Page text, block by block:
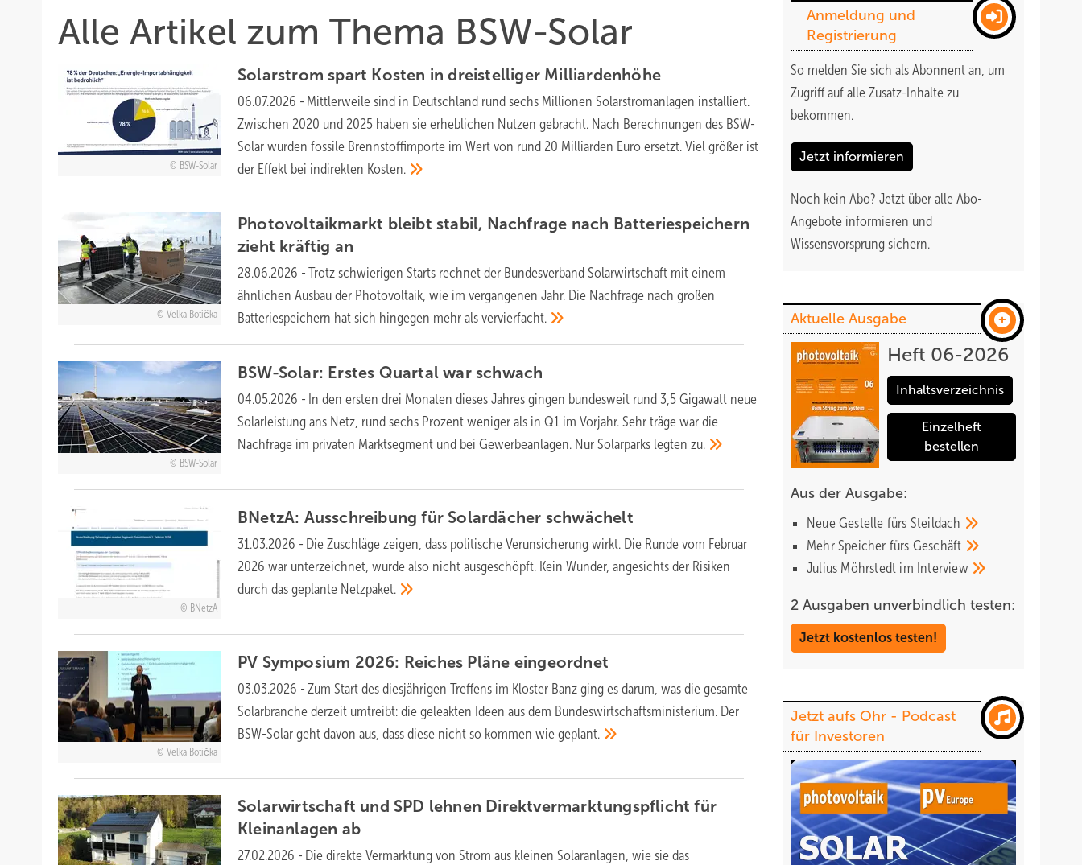
Alle Artikel zum Thema BSW-Solar
BSW-Solar
Solarstrom spart Kosten in dreistelliger Milliardenhöhe
06.07.2026 - Mittlerweile sind in Deutschland rund sechs Millionen Solarstromanlagen installiert.
Zwischen 2020 und 2025 haben sie erheblichen Nutzen gebracht. Nach Berechnungen des BSW-
Solar wurden fossile Brennstoffimporte im Wert von rund 20 Milliarden Euro ersetzt. Viel größer ist
der Effekt bei indirekten Kosten.
Velka Botička
Photovoltaikmarkt bleibt stabil, Nachfrage nach Batteriespeichern
zieht kräftig an
28.06.2026 - Trotz schwierigen Starts rechnet der Bundesverband Solarwirtschaft mit einem
ähnlichen Ausbau der Photovoltaik, wie im vergangenen Jahr. Die Nachfrage nach großen
Batteriespeichern hat sich hingegen mehr alsvervierfacht.
BSW-Solar
BSW-Solar: Erstes Quartal warschwach
04.05.2026 - In den ersten drei Monaten dieses Jahres gingen bundesweit rund 3,5 Gigawatt neue
Solarleistung ans Netz, rund sechs Prozent weniger als in Q1 im Vorjahr. Sehr träge war die
Nachfrage im privaten Marktsegment und bei Gewerbeanlagen. Nur Solarparks legtenzu.
BNetzA
BNetzA: Ausschreibung für Solardächer schwächelt
31.03.2026 - Die Zuschläge zeigen, dass politische Verunsicherung wirkt. Die Runde vom Februar
2026 war unterzeichnet, wurde also nicht ausgeschöpft. Kein Wunder, angesichts der Risiken
durch das geplante Netzpaket.
Velka Botička
PV Symposium 2026: Reiches Pläne eingeordnet
03.03.2026 - Zum Start des diesjährigen Treffens im Kloster Banz ging es darum, was die gesamte
Solarbranche derzeit umtreibt: die geleakten Ideen aus dem Bundeswirtschaftsministerium. Der
BSW-Solar geht davon aus, dass diese nicht so kommen wiegeplant.
Solarwirtschaft und SPD lehnen Direktvermarktungspflicht für
Kleinanlagen ab
27.02.2026 - Die direkte Vermarktung von Strom aus kleinen Solaranlagen, wie sie das
Anmeldung und
Registrierung
So melden Sie sich als Abonnent an, um
Zugriff auf alle Zusatz-Inhalte zu
bekommen.
Jetzt informieren
Noch kein Abo? Jetzt über alle Abo-
Angebote informieren und
Wissensvorsprung sichern.
Aktuelle Ausgabe
Heft 06-2026
Inhaltsverzeichnis
Einzelheft
bestellen
Aus der Ausgabe:
Neue Gestelle fürs Steildach
Mehr Speicher fürs Geschäft
Julius Möhrstedt im Interview
2 Ausgaben unverbindlich testen:
Jetzt kostenlos testen!
Jetzt aufs Ohr - Podcast
für Investoren